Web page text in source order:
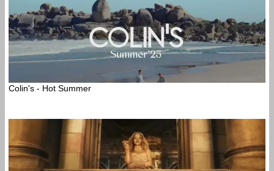
Colin's - Hot Summer